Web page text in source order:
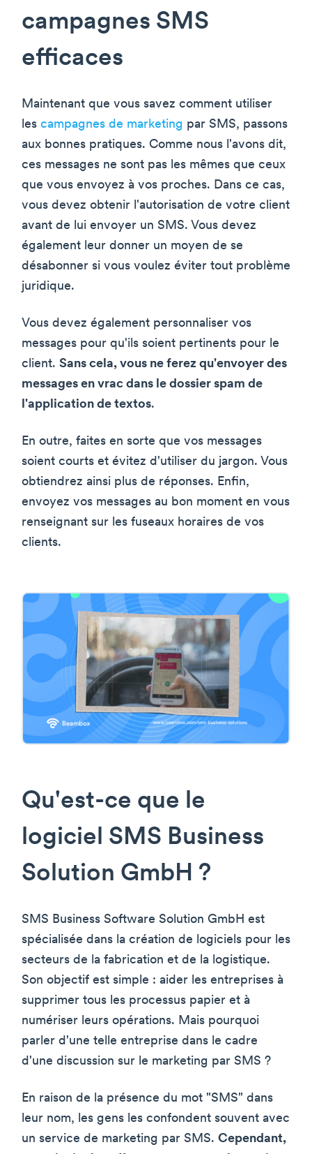
campagnes SMS
efficaces
Maintenant que vous savez comment utiliser
les campagnes de marketing par SMS, passons
aux bonnes pratiques. Comme nous l'avons dit,
ces messages ne sont pas les mêmes que ceux
que vous envoyez à vos proches. Dans ce cas,
vous devez obtenir l'autorisation de votre client
avant de lui envoyer un SMS. Vous devez
également leur donner un moyen de se
désabonner si vous voulez éviter tout problème
juridique.
Vous devez également personnaliser vos
messages pour qu'ils soient pertinents pour le
client. Sans cela, vous ne ferez qu'envoyer des
messages en vrac dans le dossier spam de
l'application de textos.
En outre, faites en sorte que vos messages
soient courts et évitez d'utiliser du jargon. Vous
obtiendrez ainsi plus de réponses. Enfin,
envoyez vos messages au bon moment en vous
renseignant sur les fuseaux horaires de vos
clients.
Qu'est-ce que le
logiciel SMS Business
Solution GmbH ?
SMS Business Software Solution GmbH est
spécialisée dans la création de logiciels pour les
secteurs de la fabrication et de la logistique.
Son objectif est simple : aider les entreprises à
supprimer tous les processus papier et à
numériser leurs opérations. Mais pourquoi
parler d'une telle entreprise dans le cadre
d'une discussion sur le marketing par SMS ?
En raison de la présence du mot "SMS" dans
leur nom, les gens les confondent souvent avec
un service de marketing par SMS. Cependant,